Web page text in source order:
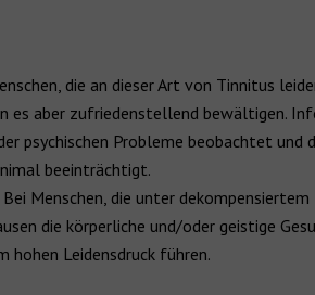
die an dieser Art von Tinnitus
es aber zufriedenstellend bewältigen.
psychischen Probleme beobachtet und
beeinträchtigt.
Menschen, die unter
die körperliche und/oder geistige
hohen Leidensdruck führen.